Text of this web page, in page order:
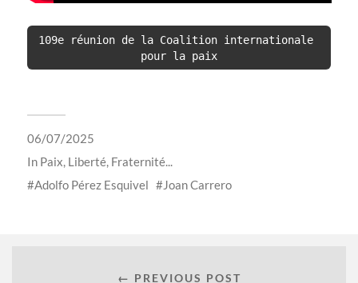
109e réunion de la Coalition internationale
pour la paix
06/07/2025
In Paix, Liberté, Fraternité...
Adolfo Pérez Esquivel
Joan Carrero
← PREVIOUS POST